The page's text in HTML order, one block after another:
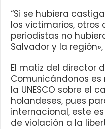
“Si se hubiera
los victimarios, otros
periodistas no
Salvador y la
El matiz del director
Comunicándonos
la UNESCO sobre el
holandeses, pues
internacional, este
de violación a la